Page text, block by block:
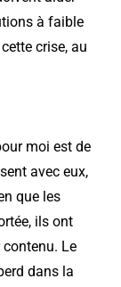
à faible
crise, au
moi est de
avec eux,
que les
ils ont
contenu. Le
dans la